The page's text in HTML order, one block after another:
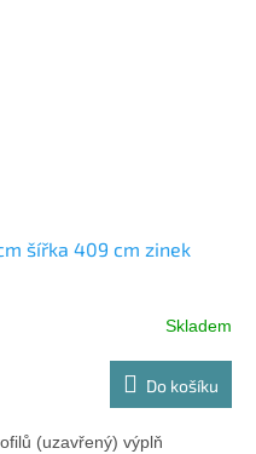
šířka 409 cm zinek
Skladem
Do košíku
(uzavřený) výplň